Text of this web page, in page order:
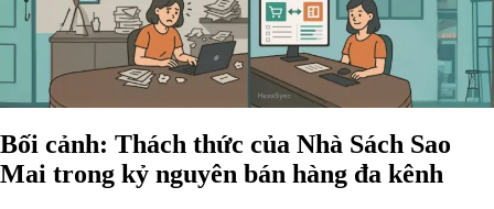
Bối cảnh: Thách thức của Nhà Sách Sao
Mai trong kỷ nguyên bán hàng đa kênh